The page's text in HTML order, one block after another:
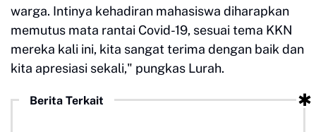
warga. Intinya kehadiran mahasiswa diharapkan
memutus mata rantai Covid-19, sesuai tema KKN
mereka kali ini, kita sangat terima dengan baik dan
kita apresiasi sekali," pungkas Lurah.
Berita Terkait